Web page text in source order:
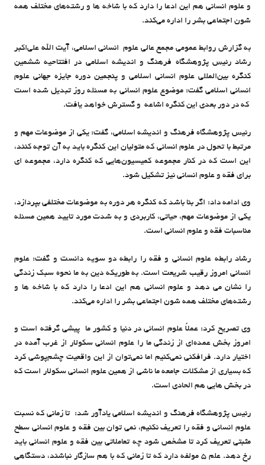
و علوم انسانی هم این ادعا را دارد که با شاخه ها و رشته‌های مختلف همه‌
شون اجتماعی بشر را اداره می‌کند.
به گزارش روابط عمومی مجمع عالی علوم انسانی اسلامی، آیت الله علی‌اکبر
رشاد رئیس پژوهشگاه فرهنگ و اندیشه اسلامی در افتتاحیه ششمین
کنگره بین‌المللی علوم انسانی اسلامی و پنجمین دوره جایزه جهانی علوم
انسانی اسلامی گفت: موضوع علوم انسانی به مسئله روز تبدیل شده است
که در دور بعدی این کنگره اشاعه و گسترش خواهد یافت.
رئیس پژوهشگاه فرهنگ و اندیشه اسلامی، گفت: یکی از موضوعات مهم و
مرتبط با تحول در علوم انسانی که متولیان این کنگره باید به آن توجه کنند،
این است که در کنار مجموعه کمیسیون‌هایی که کنگره دارد، مجموعه ای
برای فقه و علوم انسانی نیز تشکیل شود.
وی ادامه داد: اگر بنا باشد که کنگره هر دوره به موضوعات مختلفی بپردازد،
یکی از موضوعات مهم، حیاتی، کاربردی و به شدت مورد تایید همین مسئله
مناسبات فقه و علوم انسانی است.
رشاد رابطه علوم انسانی و فقه را رابطه دو سویه دانست و گفت: علوم
انسانی امروز رقیب شریعت است. به طوریکه دین به ما نحوه سبک زندگی
را نشان می دهد و علوم انسانی هم این ادعا را دارد که با شاخه ها و
رشته‌های مختلف همه‌ شون اجتماعی بشر را اداره می‌کند.
وی تصریح کرد: عملاً علوم انسانی در دنیا و کشور ما پیشی گرفته است و
امروز بخش عمده‌ای از زندگی ما را علوم انسانی سکولار از غرب آمده در
اختیار دارد. فرافکنی نمی‌کنیم اما نمی‌توان از این واقعیت چشم‌پوشی کرد
که بسیاری از مشکلات جامعه ما ناشی از همین علوم انسانی سکولار است که
در بخش هایی هم الحادی است.
رئیس پژوهشگاه فرهنگ و اندیشه اسلامی یادآور شد: تا زمانی که نسبت
علوم انسانی و فقه را تعریف نکنیم، نمی توان بین فقه و علوم انسانی سطح
مثبتی تعریف کرد تا مشخص شود چه تعاملاتی بین فقه و علوم انسانی باید
رخ دهد. علم 5 مولفه دارد که تا زمانی که با هم سازگار نباشند، دستگاهی